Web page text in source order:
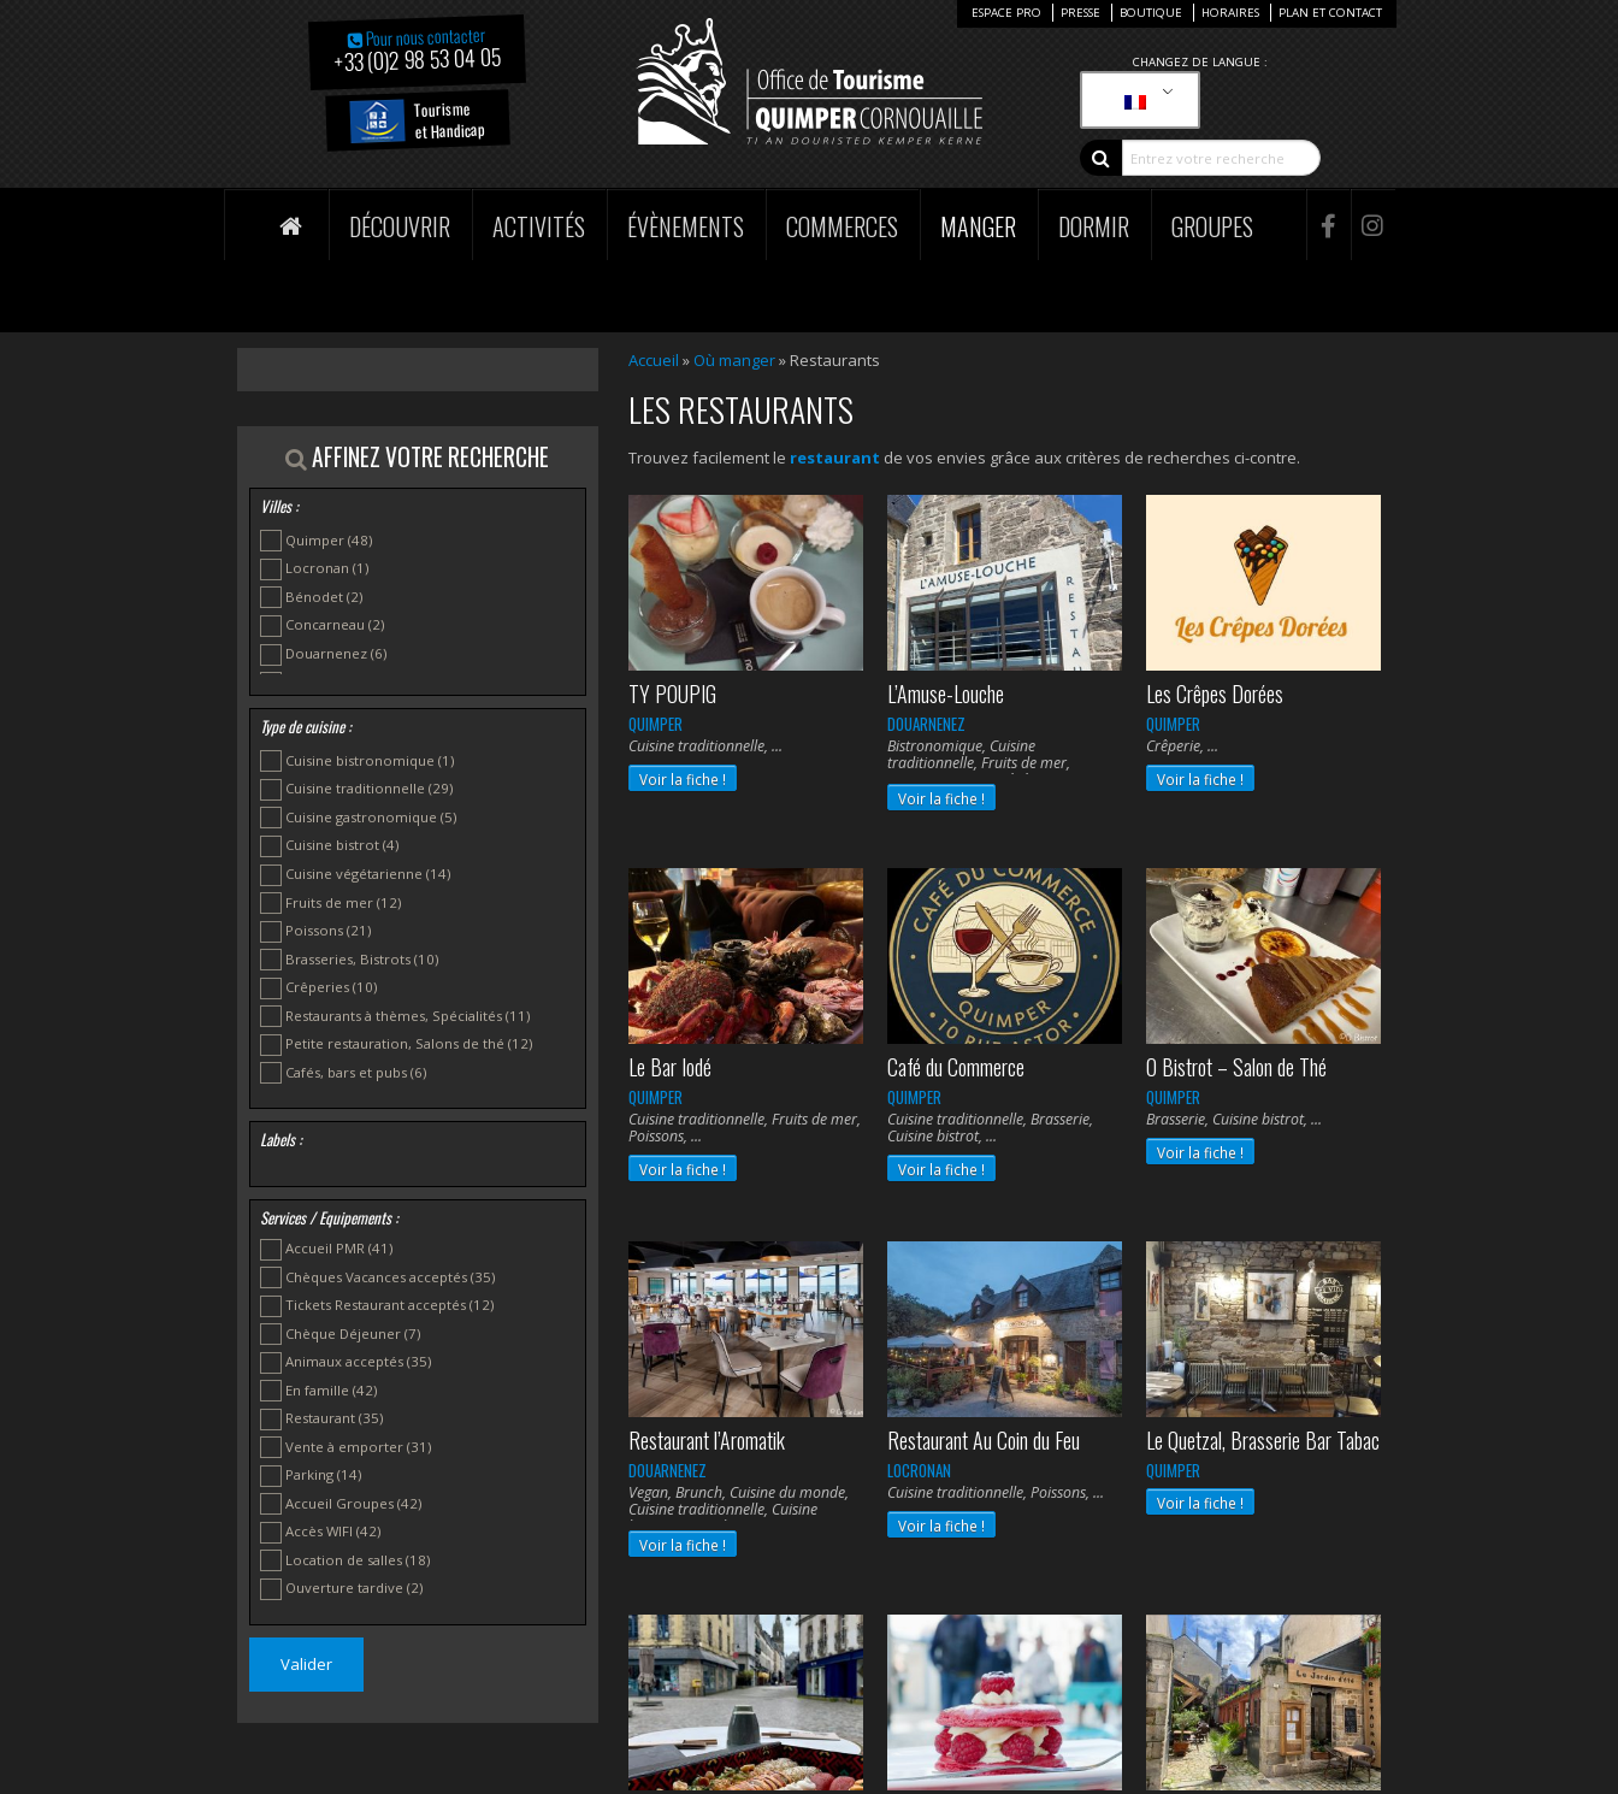
Pour nous contacter
+33 (0)2 98 53 04 05
Tourisme
et Handicap
CHANGEZ DE LANGUE :
ESPACE PRO PRESSE BOUTIQUE HORAIRES PLAN ET CONTACT
DÉCOUVRIR ACTIVITÉS ÉVÈNEMENTS COMMERCES MANGER DORMIR GROUPES
AFFINEZ VOTRE RECHERCHE
Villes :
Quimper (48)
Locronan (1)
Bénodet (2)
Concarneau (2)
Douarnenez (6)
Penmarc'h(1)
Pont-l'Abbé
Pont-Aven(1)
Type de cuisine :
Cuisine bistronomique (1)
Cuisine traditionnelle (29)
Cuisine gastronomique (5)
Cuisine bistrot (4)
Cuisine végétarienne (14)
Fruits de mer (12)
Poissons (21)
Brasseries, Bistrots (10)
Crêperies (10)
Restaurants à thèmes, Spécialités (11)
Petite restauration, Salons de thé (12)
Cafés, bars et pubs (6)
Labels :
Services / Equipements :
Accueil PMR (41)
Chèques Vacances acceptés (35)
Tickets Restaurant acceptés (12)
Chèque Déjeuner (7)
Animaux acceptés (35)
En famille (42)
Restaurant (35)
Vente à emporter (31)
Parking (14)
Accueil Groupes (42)
Accès WIFI (42)
Location de salles (18)
Ouverture tardive (2)
Accueil » Où manger» Restaurants
LES RESTAURANTS
Trouvez facilement le restaurant de vos envies grâce aux critères de recherches ci-contre.
TY POUPIG
QUIMPER
Cuisine traditionnelle,
Voir la fiche !
L’Amuse-Louche
DOUARNENEZ
Bistronomique, Cuisine
traditionnelle, Fruits de mer,
Poissons, Cuisine végétarienne,
Voir la fiche !
Les Crêpes Dorées
QUIMPER
Crêperie,
Voir la fiche !
Le Bar Iodé
QUIMPER
Cuisine traditionnelle, Fruits de mer,
Poissons,
Voir la fiche !
Café du Commerce
QUIMPER
Cuisine traditionnelle, Brasserie,
Cuisine bistrot,
Voir la fiche !
O Bistrot – Salon de Thé
QUIMPER
Brasserie, Cuisine bistrot,
Voir la fiche !
Restaurant l’Aromatik
DOUARNENEZ
Vegan, Brunch, Cuisine du monde,
Cuisine traditionnelle, Cuisine
bistrot, Fruits de mer, Poissons,
Cuisine végétarienne,
Voir la fiche !
Restaurant Au Coin du Feu
LOCRONAN
Cuisine traditionnelle, Poissons,
Voir la fiche !
Le Quetzal, Brasserie Bar Tabac
QUIMPER
Voir la fiche !